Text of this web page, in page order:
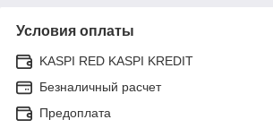
Условия оплаты
KASPI RED KASPI KREDIT
Безналичный расчет
Предоплата